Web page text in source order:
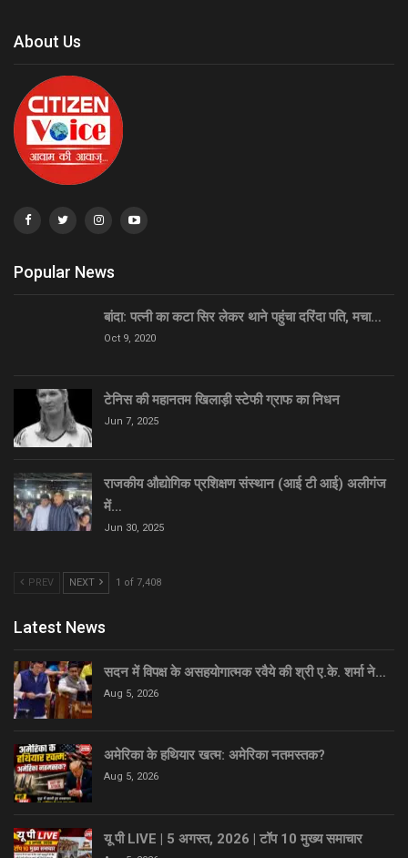
About Us
Popular News
बांदा: पत्नी का कटा सिर लेकर थाने पहुंचा दरिंदा पति, मचा…
Oct 9, 2020
टेनिस की महानतम खिलाड़ी स्टेफी ग्राफ का निधन
Jun 7, 2025
राजकीय औद्योगिक प्रशिक्षण संस्थान (आई टी आई) अलीगंज
में…
Jun 30, 2025
PREV NEXT 1 of 7,408
Latest News
सदन में विपक्ष के असहयोगात्मक रवैये की श्री ए.के. शर्मा ने…
Aug 5, 2026
अमेरिका के हथियार खत्म: अमेरिका नतमस्तक?
Aug 5, 2026
यू पी LIVE | 5 अगस्त, 2026 | टॉप 10 मुख्य समाचार